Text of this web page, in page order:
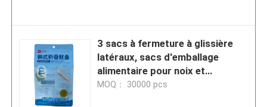
3 sacs à fermeture à glissière
latéraux, sacs d'emballage
alimentaire pour noix et
stérilisation personnalisée dans
MOQ： 30000 pcs